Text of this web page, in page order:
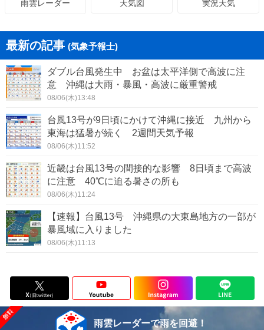
雨雲レーダー 天気図 実況天気
最新の記事 (気象予報士)
ダブル台風発生中 お盆は太平洋側で高波に注
意 沖縄は大雨・暴風・高波に厳重警戒
08/06(木)13:48
台風13号が9日頃にかけて沖縄に接近 九州から
東海は猛暑が続く 2週間天気予報
08/06(木)11:52
近畿は台風13号の間接的な影響 8日頃まで高波
に注意 40℃に迫る暑さの所も
08/06(木)11:24
【速報】台風13号 沖縄県の大東島地方の一部が
暴風域に入りました
08/06(木)11:13
雨雲レーダーで雨を回避！